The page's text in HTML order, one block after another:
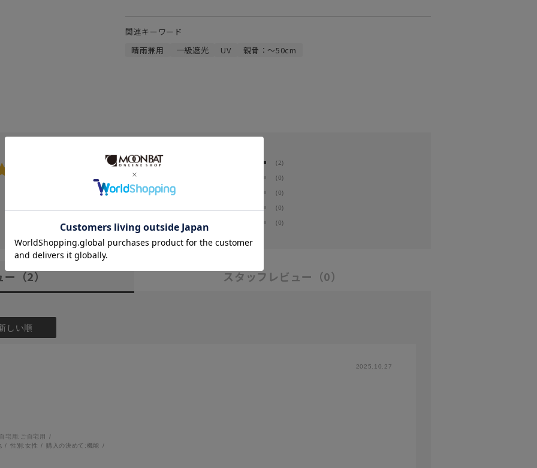
関連キーワード
晴雨兼用
一級遮光 UV 親骨：～50cm
★ 5 (2)
(0)
★3 (0)
(0)
(0)
ー（2） スタッフレビュー （0）
しい順
2025.10.27
宅用: ご自宅用
性別:女性 購入の決めて:機能